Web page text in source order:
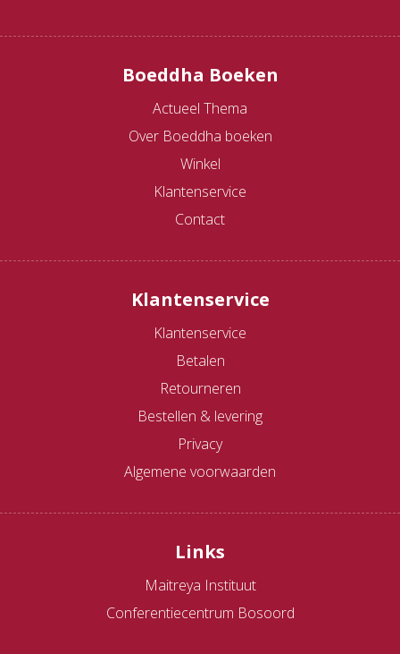
Boeddha Boeken
Actueel Thema
Over Boeddha boeken
Winkel
Klantenservice
Contact
Klantenservice
Klantenservice
Betalen
Retourneren
Bestellen & levering
Privacy
Algemene voorwaarden
Links
Maitreya Instituut
Conferentiecentrum Bosoord